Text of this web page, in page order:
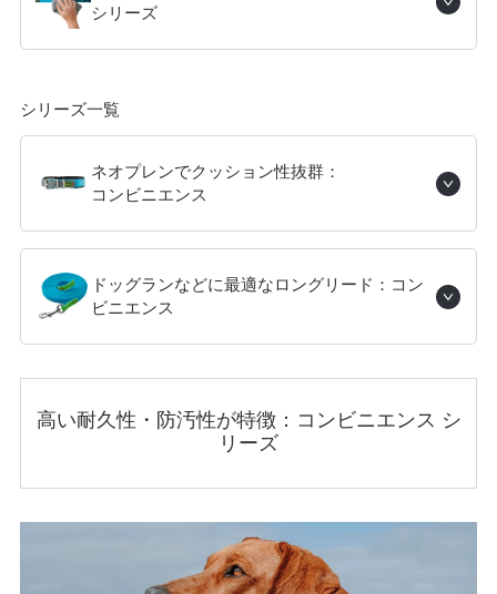
シリーズ
シリーズ一覧
ネオプレンでクッション性抜群：
コンビニエンス
ドッグランなどに最適なロングリード：コン
ビニエンス
高い耐久性・防汚性が特徴：コンビニエンス シ
リーズ